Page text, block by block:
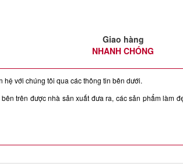
Giao hàng
NHANH CHÓNG
với chúng tôi qua các thông tin bên dưới.
trên được nhà sản xuất đưa ra, các sản phẩm làm